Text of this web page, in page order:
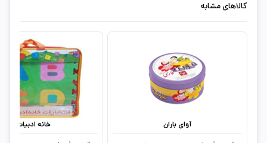
کالاهای مشابه
آوای باران
خانه ادبیات